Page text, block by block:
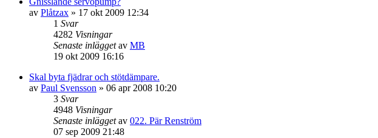
av Plåtzax » 17 okt 2009 12:34
1 Svar
4282 Visningar
Senaste inläggetav MB
19 okt 2009 16:16
Skal byta fjädrar och stötdämpare.
av Paul Svensson » 06 apr 2008 10:20
3 Svar
4948 Visningar
Senaste inläggetav 022. Pär Renström
07 sep 2009 21:48